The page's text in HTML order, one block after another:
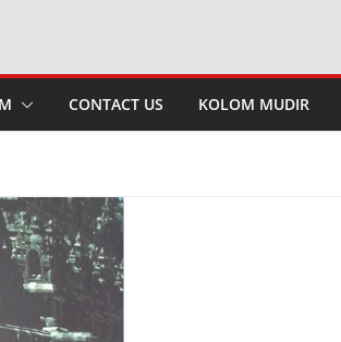
CONTACT US KOLOM MUDIR